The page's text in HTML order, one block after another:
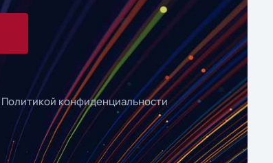
Политикой конфиденциальности